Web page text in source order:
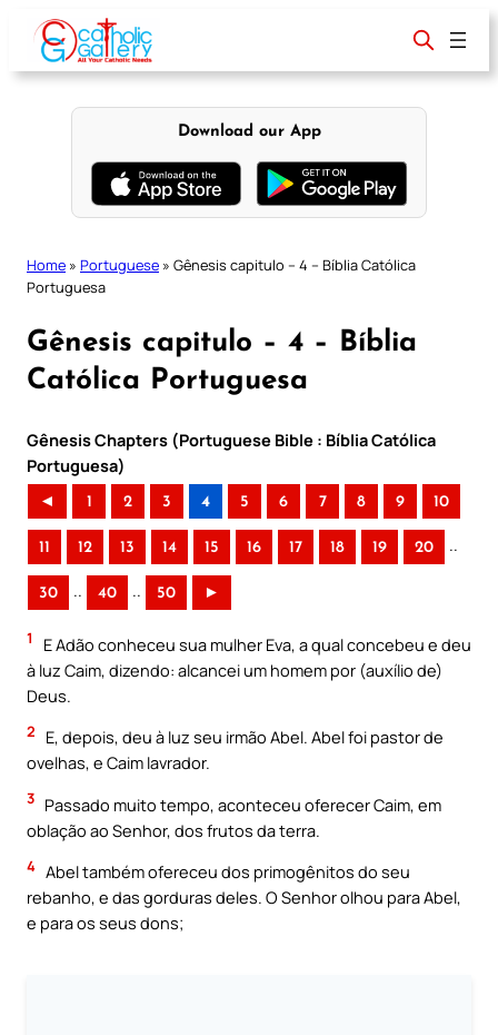
content
Download our App
Home » Portuguese » Gênesis capitulo – 4 – Bíblia Católica
Portuguesa
Gênesis capitulo – 4 – Bíblia
Católica Portuguesa
Gênesis Chapters (Portuguese Bible : Bíblia Católica
Portuguesa)
◄ 1 2 3 4 5 6 7 8 9 10
11 12 13 14 15 16 17 18 19 20 ..
30 .. 40 .. 50 ►
1
E Adão conheceu sua mulher Eva, a qual concebeu e deu
à luz Caim, dizendo: alcancei um homem por (auxílio de)
Deus.
2
E, depois, deu à luz seu irmão Abel. Abel foi pastor de
ovelhas, e Caim lavrador.
3 Passado muito tempo, aconteceu oferecer Caim, em
oblação ao Senhor, dos frutos da terra.
4 Abel também ofereceu dos primogênitos do seu
rebanho, e das gorduras deles. O Senhor olhou para Abel,
e para os seus dons;